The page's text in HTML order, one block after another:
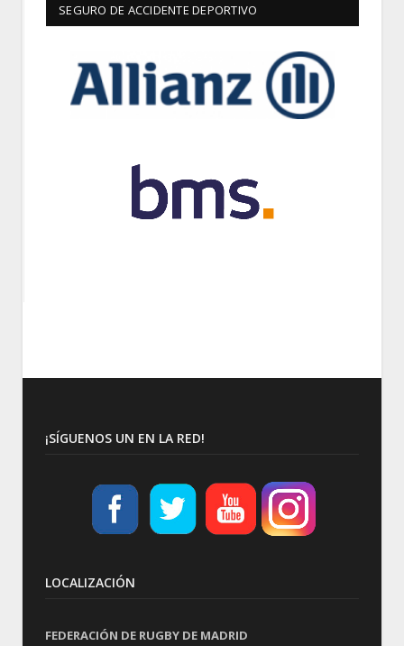
SEGURO DE ACCIDENTE DEPORTIVO
¡SÍGUENOS UN EN LA RED!
LOCALIZACIÓN
FEDERACIÓN DE RUGBY DE MADRID